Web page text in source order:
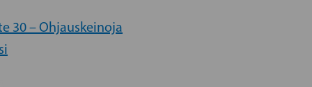
30 – Ohjauskeinoja